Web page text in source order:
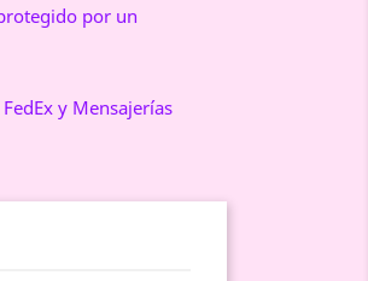
por un
y Mensajerías